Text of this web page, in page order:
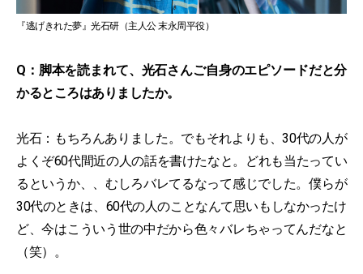
『逃げきれた夢』光石研（主人公 末永周平役）
Q：脚本を読まれて、光石さんご自身のエピソードだと分
かるところはありましたか。
光石：もちろんありました。でもそれよりも、30代の人が
よくぞ60代間近の人の話を書けたなと。どれも当たってい
るというか、、むしろバレてるなって感じでした。僕らが
30代のときは、60代の人のことなんて思いもしなかったけ
ど、今はこういう世の中だから色々バレちゃってんだなと
（笑）。